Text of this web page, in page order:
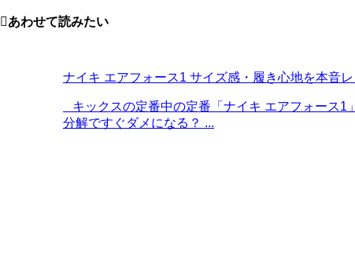
あわせて読みたい
ナイキ エアフォース1 サイズ感・履き心地を本音
キックスの定番中の定番「ナイキ エアフォース1
分解ですぐダメになる？ ...